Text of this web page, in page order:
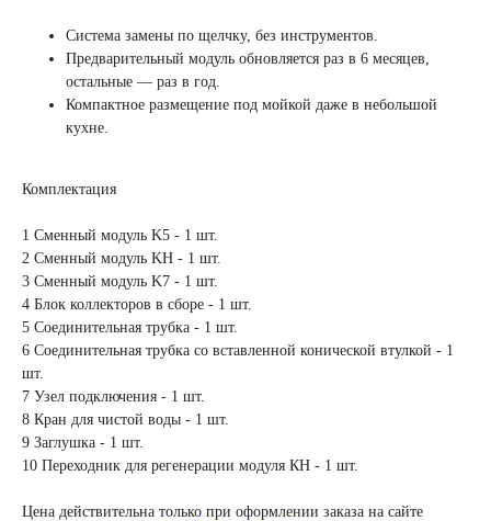
Система замены по щелчку, без инструментов.
Предварительный модуль обновляется раз в 6 месяцев,
остальные — раз в год.
Компактное размещение под мойкой даже в небольшой
кухне.
Комплектация
1 Сменный модуль K5 - 1 шт.
2 Сменный модуль KН - 1 шт.
3 Сменный модуль K7 - 1 шт.
4 Блок коллекторов в сборе - 1 шт.
5 Соединительная трубка - 1 шт.
6 Соединительная трубка со вставленной конической втулкой - 1
шт.
7 Узел подключения - 1 шт.
8 Кран для чистой воды - 1 шт.
9 Заглушка - 1 шт.
10 Переходник для регенерации модуля КH - 1 шт.
Цена действительна только при оформлении заказа на сайте